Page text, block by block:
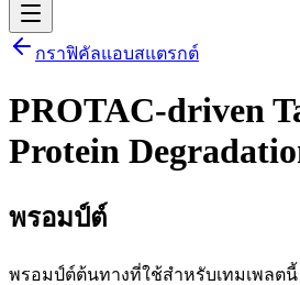
กราฟิคัลแอบสแตรกต์
PROTAC-driven
Protein
พรอมป์ต์
พรอมป์ต์ต้นทางที่ใช้สำหรับเทมเพลตนี้